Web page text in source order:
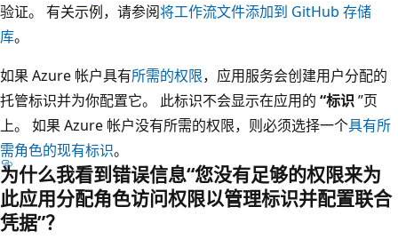
验证。 有关示例，请参阅将工作流文件添加到 GitHub 存储
库。
如果 Azure 帐户具有所需的权限，应用服务会创建用户分配的
托管标识并为你配置它。 此标识不会显示在应用的 “标识”页
上。 如果 Azure 帐户没有所需的权限，则必须选择一个具有所
需角色的现有标识。
为什么我看到错误信息“您没有足够的权限来为
此应用分配角色访问权限以管理标识并配置联合
凭据”？